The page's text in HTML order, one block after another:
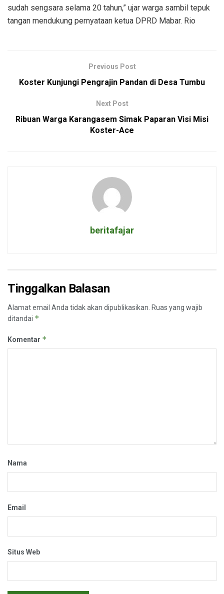
sudah sengsara selama 20 tahun,” ujar warga sambil tepuk
tangan mendukung pernyataan ketua DPRD Mabar. Rio
Previous Post
Koster Kunjungi Pengrajin Pandan di Desa Tumbu
Next Post
Ribuan Warga Karangasem Simak Paparan Visi Misi
Koster-Ace
beritafajar
Tinggalkan Balasan
Alamat email Anda tidak akan dipublikasikan. Ruas yang wajib
ditandai *
Komentar *
Nama
Email
Situs Web